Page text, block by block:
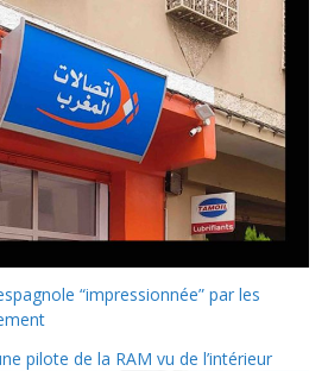
“impressionnée” par les
pilote de la RAM vu de l’intérieur